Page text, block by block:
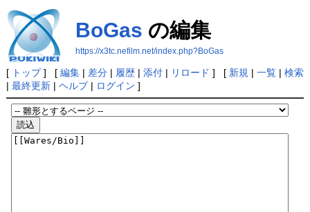
BoGas の編集
https://x3tc.nefilm.net/index.php?BoGas
[ トップ] [ 編集| 差分| 履歴| 添付| リロード ] [ 新規 | 一覧| 検索
| 最終更新| ヘルプ| ログイン ]